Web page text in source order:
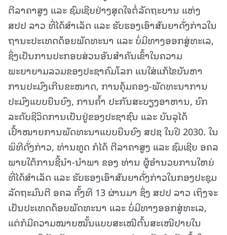
ຕີລາຄາສູງ ແລະ ຊົມເຊີຍຢ່າງສຸດໃຈຕໍ່ລັດຖະບານ ແຫ່ງ
ສປປ ລາວ ທີ່ໄດ້ສຳເລັດ ແລະ ຮັບຮອງເອົາສັນຍາດັ່ງກ່າວໃນ
ຖານະປະເທດດ້ອຍພັດທະນາ ແລະ ບໍ່ມີທາງອອກສູ່ທະເລ,
ຊຶ່ງເປັນການປະກອບສ່ວນອັນສຳຄັນເຂົ້າໃນຄວາມ
ພະຍາຍາມລວມຂອງປະຊາຄົມໂລກ ແນໃສ່ແກ້ໄຂບັນຫາ
ການປະມົງເກີນຂະໜາດ, ການຄຸ້ມຄອງ-ພັດທະນາການ
ປະມົງແບບຍືນຍົງ, ການຄໍ້າ ປະກັນສະບຽງອາຫານ, ຍົກ
ລະດັບຊີວິດການເປັນຢູ່ຂອງປະຊາຊົນ ແລະ ບັນລຸໄດ້
ເປົ້າໝາຍການພັດທະນາແບບຍືນຍົງ ສປຊ ໃນປີ 2030. ໃນ
ພິທີດັ່ງກ່າວ, ທ່ານທູດ ກໍໄດ້ ຕີລາຄາສູງ ແລະ ຊົມເຊີຍ ອຄລ
ພາຍໃຕ້ການຊີ້ນໍາ-ນໍາພາ ຂອງ ທ່ານ ຜູ້ອໍານວຍການໃຫຍ່
ທີ່ໄດ້ສຳເລັດ ແລະ ຮັບຮອງເອົາສັນຍາດັ່ງກ່າວໃນກອງປະຊຸມ
ລັດຖະມົນຕີ ອຄລ ຄັ້ງທີ 13 ຜ່ານມາ ຊຶ່ງ ສປປ ລາວ ເຖິງຈະ
ເປັນປະເທດດ້ອຍພັດທະນາ ແລະ ບໍ່ມີທາງອອກສູ່ທະເລ,
ແຕ່ກໍມີຄວາມໝາຍໝັ້ນແບບສະເໝີຕົ້ນສະເໜີປາຍໃນ